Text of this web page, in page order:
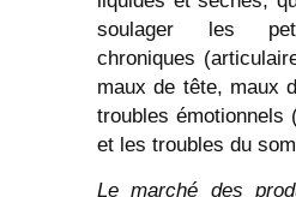
soulager les
chroniques
maux de tête, maux
troubles émotionnels
et les troubles du
Le marché des